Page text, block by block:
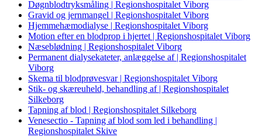
Døgnblodtryksmåling | Regionshospitalet Viborg
Gravid og jernmangel | Regionshospitalet Viborg
Hjemmehæmodialyse | Regionshospitalet Viborg
Motion efter en blodprop i hjertet | Regionshospitalet Viborg
Næseblødning | Regionshospitalet Viborg
Permanent dialysekateter, anlæggelse af | Regionshospitalet
Viborg
Skema til blodprøvesvar | Regionshospitalet Viborg
Stik- og skæreuheld, behandling af | Regionshospitalet
Silkeborg
Tapning af blod | Regionshospitalet Silkeborg
Venesectio - Tapning af blod som led i behandling |
Regionshospitalet Skive